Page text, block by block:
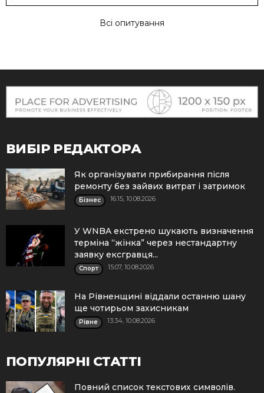
Всі опитування
ВИБІР РЕДАКТОРА
Як організувати прибирання після
ремонту без зайвих витрат і затримок
Бізнес 16:15, 10.08.2026
У WNBA екстрено шукають визначення
терміна “жінка” через нестандартну
заявку ексгравця...
Спорт 15:07, 10.08.2026
На Рівненщині віддали останню шану
ще чотирьом захисникам
Рівне 13:34, 10.08.2026
ПОПУЛЯРНІ СТАТТІ
Повний список текстових символів.